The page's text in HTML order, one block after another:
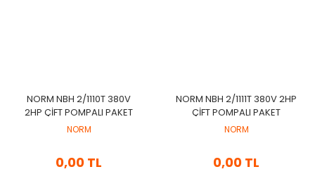
NORM NBH 2/1110T 380V
2HP ÇIFT POMPALI PAKET
HIDROFOR
NORM
0,00 TL
NORM NBH 2/1111T 380V 2HP
ÇIFT POMPALI PAKET
HIDROFOR
NORM
0,00 TL